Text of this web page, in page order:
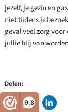
9,8
jezelf, je gezin en
niet tijdens je
geval veel zorg
jullie blij van
Delen: